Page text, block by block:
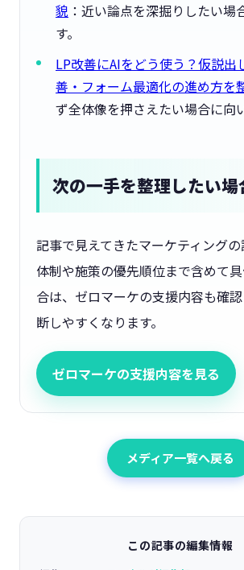
貌 ：近い論点を深掘りしたい場
す。
LP改善にAIをどう使う？仮説出
善・フォーム最適化の進め方を
ず全体像を押さえたい場合に向
次の一手を整理したい場
記事で見えてきたマーケティング
体制や施策の優先順位まで含めて
合は、ゼロマーケの支援内容も確
断しやすくなります。
ゼロマーケの支援内容を見る
メディア一覧へ戻る
この記事の編集情報